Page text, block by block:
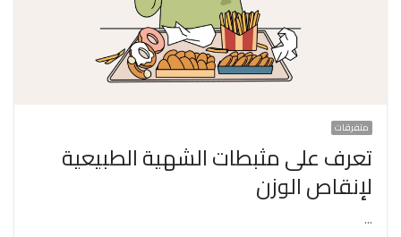
متفرقات
تعرف على مثبطات الشهية الطبيعية
لإنقاص الوزن
…